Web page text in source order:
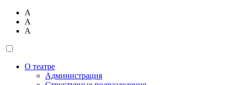
А
А
А
О театре
Администрация